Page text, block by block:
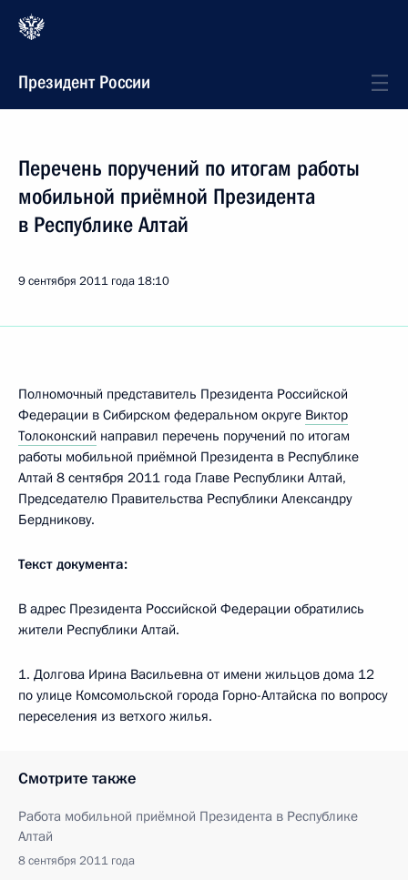
Президент России
Перечень поручений по итогам работы
мобильной приёмной Президента
в Республике Алтай
9 сентября 2011 года 18:10
Полномочный представитель Президента Российской
Федерации в Сибирском федеральном округе Виктор
Толоконский направил перечень поручений по итогам
работы мобильной приёмной Президента в Республике
Алтай 8 сентября 2011 года Главе Республики Алтай,
Председателю Правительства Республики Александру
Бердникову.
Текст документа:
В адрес Президента Российской Федерации обратились
жители Республики Алтай.
1. Долгова Ирина Васильевна от имени жильцов дома 12
по улице Комсомольской города Горно-Алтайска по вопросу
переселения из ветхого жилья.
Смотрите также
Работа мобильной приёмной Президента в Республике
Алтай
8 сентября 2011 года